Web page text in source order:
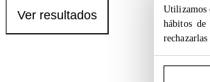
Ver resultados
Utilizamos
hábitos